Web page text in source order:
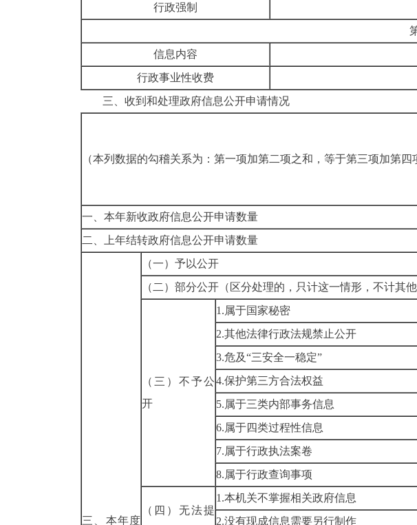
行政强制
信息内容
行政事业性收费
三、收到和处理政府信息公开申请情况
（本列数据的勾稽关系为：第一项加第二项之和，等于第三项加第四
一、本年新收政府信息公开申请数量
二、上年结转政府信息公开申请数量
三、本年度
（一）予以公开
（二）部分公开 （区分处理的，只计这一情形，不计其他
（三）不予公
开
1.属于国家秘密
2.其他法律行政法规禁止公开
3.危及“三安全一稳定”
4.保护第三方合法权益
5.属于三类内部事务信息
6.属于四类过程性信息
7.属于行政执法案卷
8.属于行政查询事项
（四）无法提
1.本机关不掌握相关政府信息
2.没有现成信息需要另行制作